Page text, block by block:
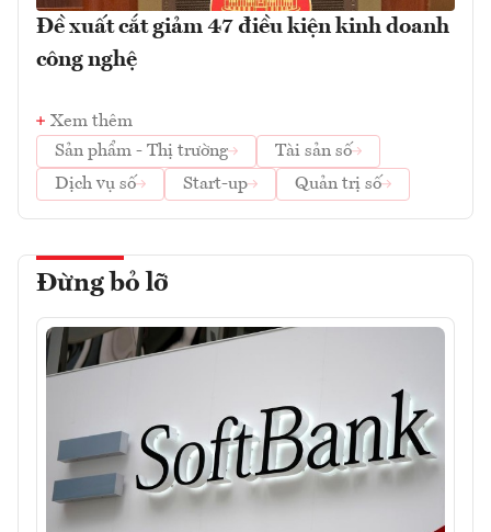
Đề xuất cắt giảm 47 điều kiện kinh doanh
công nghệ
Xem thêm
Sản phẩm - Thị trường
Tài sản số
Dịch vụ số
Start-up Quản trị số
Đừng bỏ lỡ